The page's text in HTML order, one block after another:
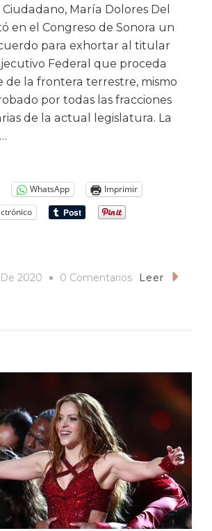
María Dolores Del
en el Congreso de Sonora un
para exhortar al titular
Federal que proceda
de la frontera terrestre, mismo
por todas las fracciones
de la actual legislatura. La
WhatsApp
Imprimir
2020 0 ComentariosEn
Presidente
AMLO
Cerrar
La
Frontera
Con
Leer